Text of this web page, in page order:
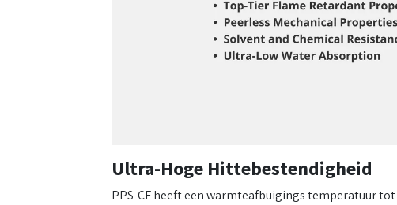
Ultra-Hoge Hittebestendigheid
PPS-CF heeft een warmteafbuigings temperatuur